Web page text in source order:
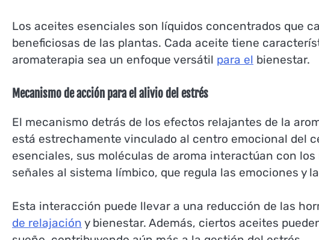
Los aceites esenciales son líquidos concentrados que
beneficiosas de las plantas. Cada aceite tiene
aromaterapia sea un enfoque versátil para el bienestar.
Mecanismo de acción para el alivio del estrés
El mecanismo detrás de los efectos relajantes de la
está estrechamente vinculado al centro emocional del
esenciales, sus moléculas de aroma interactúan con
señales al sistema límbico, que regula las emociones y
Esta interacción puede llevar a una reducción de las
de relajación y bienestar. Además, ciertos aceites